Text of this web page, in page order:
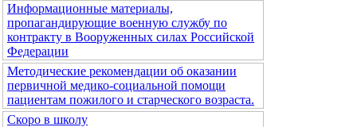
Информационные материалы,
пропагандирующие военную службу по
контракту в Вооруженных силах Российской
Федерации
Методические рекомендации об оказании
первичной медико-социальной помощи
пациентам пожилого и старческого возраста.
Скоро в школу